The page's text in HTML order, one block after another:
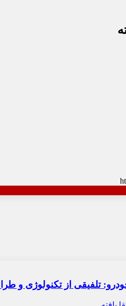
تلفیقی از تکنولوژی و